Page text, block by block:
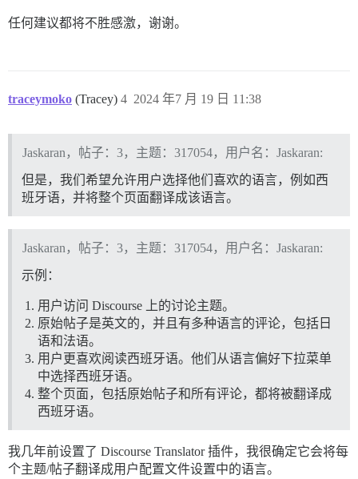
任何建议都将不胜感激，谢谢。
traceymoko (Tracey) 2024 年7 月 19 日 11:38
4
Jaskaran，帖子：3，主题：317054，用户名：Jaskaran:
但是，我们希望允许用户选择他们喜欢的语言，例如西
班牙语，并将整个页面翻译成该语言。
Jaskaran，帖子：3，主题：317054，用户名：Jaskaran:
示例：
用户访问 Discourse 上的讨论主题。
原始帖子是英文的，并且有多种语言的评论，包括日
语和法语。
用户更喜欢阅读西班牙语。他们从语言偏好下拉菜单
中选择西班牙语。
整个页面，包括原始帖子和所有评论，都将被翻译成
西班牙语。
我几年前设置了 Discourse Translator 插件，我很确定它会将每
个主题/帖子翻译成用户配置文件设置中的语言。